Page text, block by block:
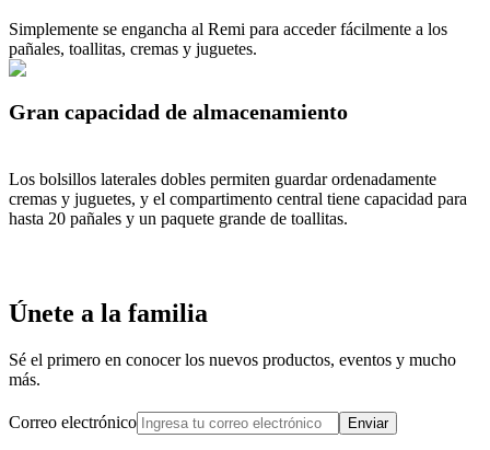
Simplemente se engancha al Remi para acceder fácilmente a los
pañales, toallitas, cremas y juguetes.
Gran capacidad de almacenamiento
Los bolsillos laterales dobles permiten guardar ordenadamente
cremas y juguetes, y el compartimento central tiene capacidad para
hasta 20 pañales y un paquete grande de toallitas.
Únete a la familia
Sé el primero en conocer los nuevos productos, eventos y mucho
más.
Correo electrónico Enviar